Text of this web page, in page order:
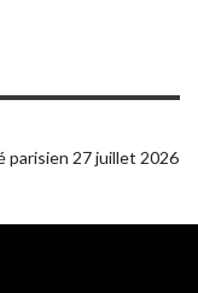
parisien 27 juillet 2026